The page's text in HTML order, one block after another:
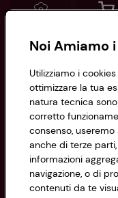
Conad Spesa
Informazioni
Privacy Policy
Cookie Policy
Impostazioni
CONAD SOCIETÀ
Via Michelino, 59 |
Codice Fiscale e
Noi Amiamo
Utilizziamo i
ottimizzare la tua
natura tecnica
corretto
consenso,
anche di terze
informazioni
navigazione, o di
contenuti da te